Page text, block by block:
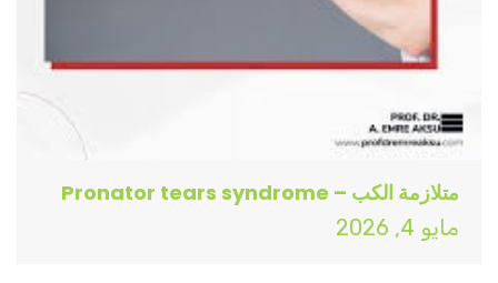
متلازمة الكب – Pronator tears syndrome
مايو 4, 2026